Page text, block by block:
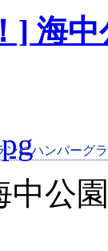
] 海
にハンバーグ
中公